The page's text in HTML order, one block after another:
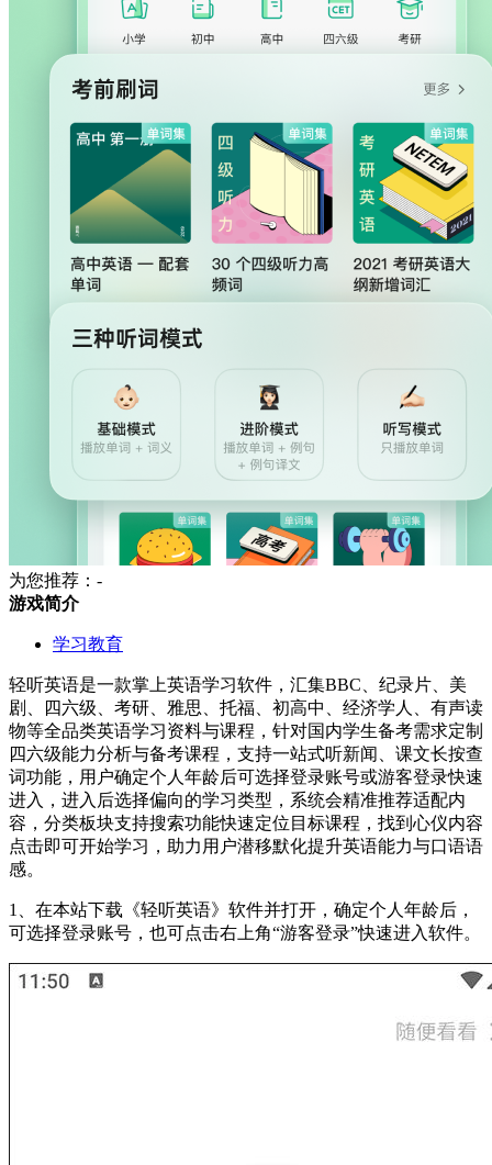
为您推荐：-
游戏简介
学习教育
轻听英语是一款掌上英语学习软件，汇集BBC、纪录片、美
剧、四六级、考研、雅思、托福、初高中、经济学人、有声读
物等全品类英语学习资料与课程，针对国内学生备考需求定制
四六级能力分析与备考课程，支持一站式听新闻、课文长按查
词功能，用户确定个人年龄后可选择登录账号或游客登录快速
进入，进入后选择偏向的学习类型，系统会精准推荐适配内
容，分类板块支持搜索功能快速定位目标课程，找到心仪内容
点击即可开始学习，助力用户潜移默化提升英语能力与口语语
感。
1、在本站下载《轻听英语》软件并打开，确定个人年龄后，
可选择登录账号，也可点击右上角“游客登录”快速进入软件。